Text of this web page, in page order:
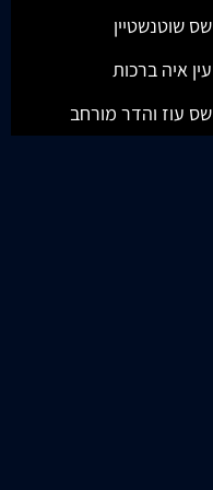
שס שוטנשטיין
עין איה ברכות
שס עוז והדר מורחב